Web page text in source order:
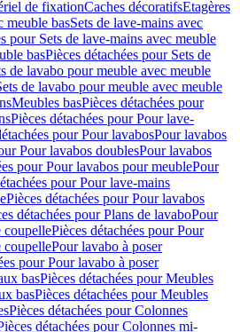
de fixationCaches décoratifsEtagères
meuble basSets de lave-mains avec
pour Sets de lave-mains avec meuble
basPièces détachées pour Sets de
de lavabo pour meuble avec meuble
de lavabo pour meuble avec meuble
Meubles basPièces détachées pour
Pièces détachées pour Pour lave-
pour Pour lavabosPour lavabos
Pour lavabos doublesPour lavabos
pour Pour lavabos pour meublePour
pour Pour lave-mains
Pièces détachées pour Pour lavabos
détachées pour Plans de lavaboPour
coupellePièces détachées pour Pour
coupellePour lavabo à poser
pour Pour lavabo à poser
basPièces détachées pour Meubles
basPièces détachées pour Meubles
Pièces détachées pour Colonnes
détachées pour Colonnes mi-